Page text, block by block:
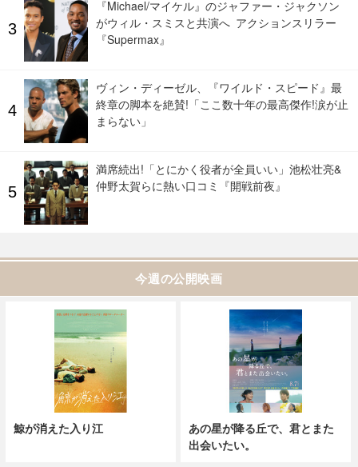
『Michael/マイケル』のジャファー・ジャクソン
がウィル・スミスと共演へ アクションスリラー
『Supermax』
ヴィン・ディーゼル、『ワイルド・スピード』最
終章の脚本を絶賛!「ここ数十年の最高傑作!涙が止
まらない」
満席続出!「とにかく役者が全員いい」池松壮亮&
仲野太賀らに熱い口コミ『開戦前夜』
今週の公開映画
鯨が消えた入り江
あの星が降る丘で、君とまた
出会いたい。